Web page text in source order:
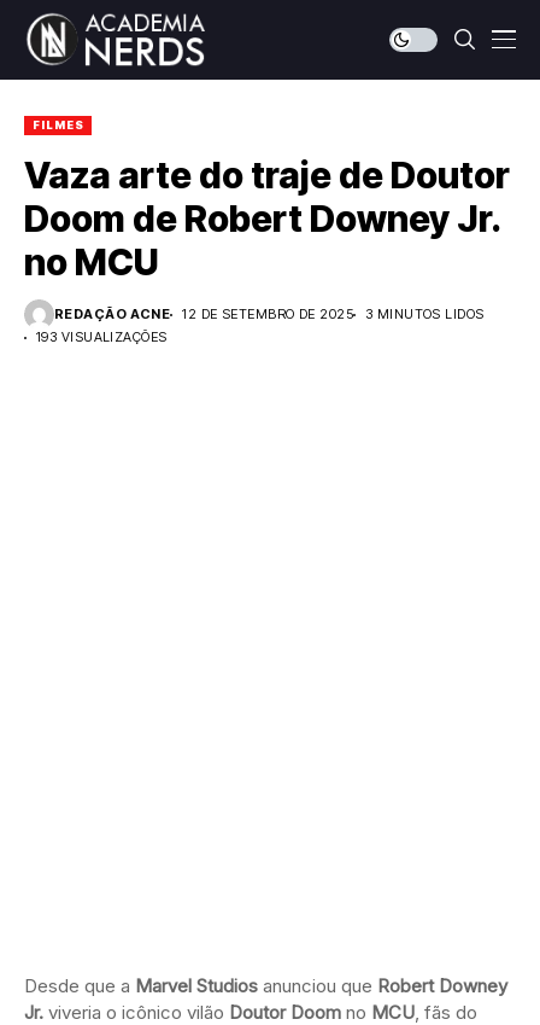
FILMES
Vaza arte do traje de Doutor
Doom de Robert Downey Jr.
no MCU
REDAÇÃO ACNE 12 DE SETEMBRO DE 2025
3 MINUTOS LIDOS
193 VISUALIZAÇÕES
Desde que a Marvel Studios anunciou que Robert Downey
Jr. viveria o icônico vilão Doutor Doom no MCU, fãs do